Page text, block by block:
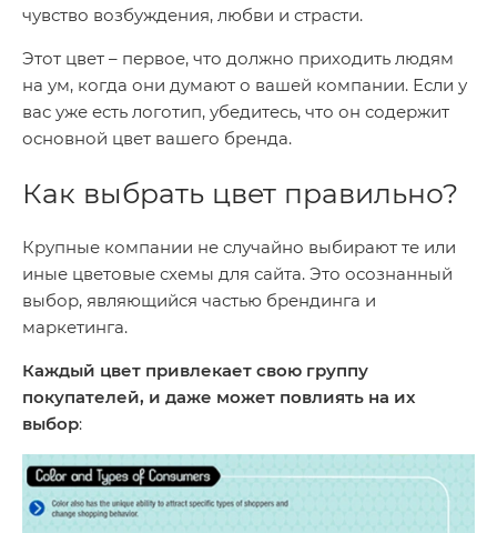
чувство возбуждения, любви и страсти.
Этот цвет – первое, что должно приходить людям
на ум, когда они думают о вашей компании. Если у
вас уже есть логотип, убедитесь, что он содержит
основной цвет вашего бренда.
Как выбрать цвет правильно?
Крупные компании не случайно выбирают те или
иные цветовые схемы для сайта. Это осознанный
выбор, являющийся частью брендинга и
маркетинга.
Каждый цвет привлекает свою группу
покупателей, и даже может повлиять на их
выбор: